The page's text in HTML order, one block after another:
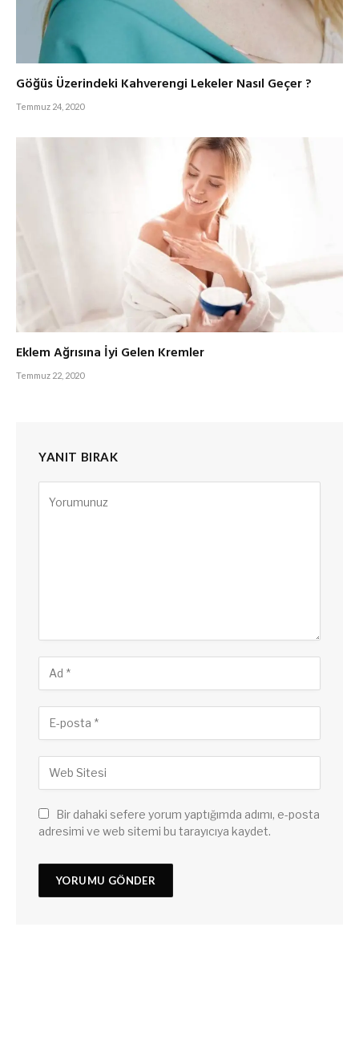
Göğüs Üzerindeki Kahverengi Lekeler Nasıl Geçer ?
Temmuz 24, 2020
Eklem Ağrısına İyi Gelen Kremler
Temmuz 22, 2020
YANIT BIRAK
Bir dahaki sefere yorum yaptığımda adımı, e-posta
adresimi ve web sitemi bu tarayıcıya kaydet.